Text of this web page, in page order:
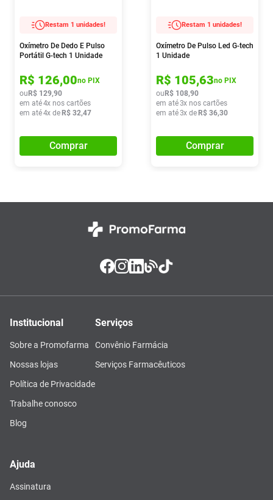
Restam 1 unidades!
Oxímetro De Dedo E Pulso
Portátil G-tech 1 Unidade
R$ 126,00no PIX
ou R$ 129,90
em até4x nos cartões
em até4x de R$ 32,47
Comprar
Restam 1 unidades!
Oxímetro De Pulso Led G-tech
1 Unidade
R$ 105,63no PIX
ou R$ 108,90
em até3x nos cartões
em até3x de R$ 36,30
Comprar
Institucional
Sobre a Promofarma
Nossas lojas
Política de Privacidade
Trabalhe conosco
Blog
Serviços
Convênio Farmácia
Serviços Farmacêuticos
Ajuda
Assinatura